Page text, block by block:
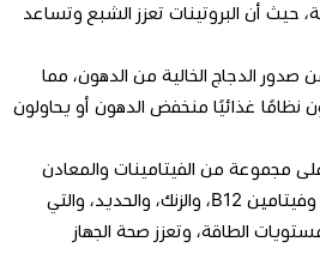
حيث أن البروتينات تعزز الشبع وتساعد
الدجاج الخالية من الدهون، مما
نظامًا غذائيًا منخفض الدهون أو يحاولون
مجموعة من الفيتامينات والمعادن
الأساسية مثل فيتامين B6، وفيتامين B12، والزنك، والحديد، والتي
الطاقة، وتعزز صحة الجهاز